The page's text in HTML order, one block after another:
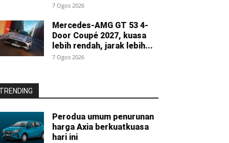
7 Ogos 2026
Mercedes-AMG GT 53 4-
Door Coupé 2027, kuasa
lebih rendah, jarak lebih...
7 Ogos 2026
Perodua umum penurunan
harga Axia berkuatkuasa
hari ini